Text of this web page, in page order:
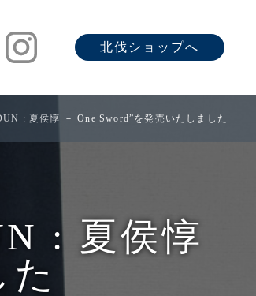
北伐ショップへ
: 夏侯惇 － One Sword”を発売いたしました
: 夏侯惇